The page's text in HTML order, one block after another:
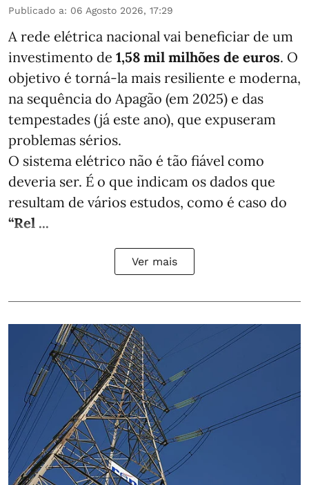
Publicado a: 06 Agosto 2026, 17:29
A rede elétrica nacional vai beneficiar de um
investimento de 1,58 mil milhões de euros. O
objetivo é torná-la mais resiliente e moderna,
na sequência do Apagão (em 2025) e das
tempestades (já este ano), que expuseram
problemas sérios.
O sistema elétrico não é tão fiável como
deveria ser. É o que indicam os dados que
resultam de vários estudos, como é caso do
“Rel ...
Ver mais